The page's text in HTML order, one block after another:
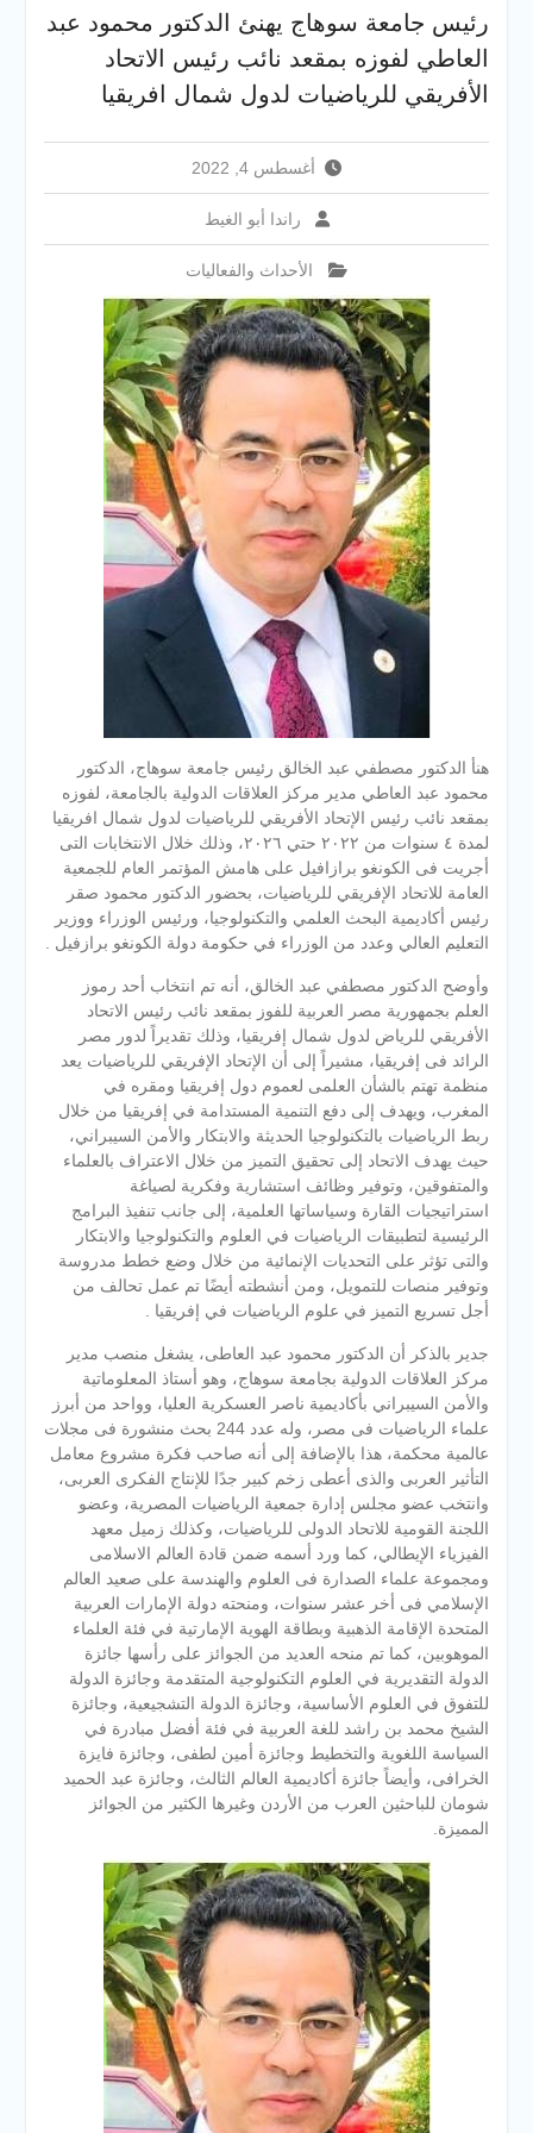
والخدمية بجامعة سوهاج
الجديدة
جامعة سوهاج تفتح أبوابها
لطلاب الثانوية العامة فى أولى
أيام المرحلة الأولى للتنسيق
الإلكتروني للقبول بالجامعات
2026
رئيس جامعة سوهاج يهنئ الدكتور محمود عبد
العاطي لفوزه بمقعد نائب رئيس الاتحاد
الأفريقي للرياضيات لدول شمال افريقيا
أغسطس 4, 2022
راندا أبو الغيط
الأحداث والفعاليات
هنأ الدكتور مصطفي عبد الخالق رئيس جامعة سوهاج، الدكتور
محمود عبد العاطي مدير مركز العلاقات الدولية بالجامعة، لفوزه
بمقعد نائب رئيس الإتحاد الأفريقي للرياضيات لدول شمال افريقيا
لمدة ٤ سنوات من ٢٠٢٢ حتي ٢٠٢٦، وذلك خلال الانتخابات التى
أجريت فى الكونغو برازافيل على هامش المؤتمر العام للجمعية
العامة للاتحاد الإفريقي للرياضيات، بحضور الدكتور محمود صقر
رئيس أكاديمية البحث العلمي والتكنولوجيا، ورئيس الوزراء ووزير
التعليم العالي وعدد من الوزراء في حكومة دولة الكونغو برازفيل .
وأوضح الدكتور مصطفي عبد الخالق، أنه تم انتخاب أحد رموز
العلم بجمهورية مصر العربية للفوز بمقعد نائب رئيس الاتحاد
الأفريقي للرياض لدول شمال إفريقيا، وذلك تقديراً لدور مصر
الرائد فى إفريقيا، مشيراً إلى أن الإتحاد الإفريقي للرياضيات يعد
منظمة تهتم بالشأن العلمى لعموم دول إفريقيا ومقره في
المغرب، ويهدف إلى دفع التنمية المستدامة في إفريقيا من خلال
ربط الرياضيات بالتكنولوجيا الحديثة والابتكار والأمن السيبراني،
حيث يهدف الاتحاد إلى تحقيق التميز من خلال الاعتراف بالعلماء
والمتفوقين، وتوفير وظائف استشارية وفكرية لصياغة
استراتيجيات القارة وسياساتها العلمية، إلى جانب تنفيذ البرامج
الرئيسية لتطبيقات الرياضيات في العلوم والتكنولوجيا والابتكار
والتى تؤثر على التحديات الإنمائية من خلال وضع خطط مدروسة
وتوفير منصات للتمويل، ومن أنشطته أيضًا تم عمل تحالف من
أجل تسريع التميز في علوم الرياضيات في إفريقيا .
جدير بالذكر أن الدكتور محمود عبد العاطى، يشغل منصب مدير
مركز العلاقات الدولية بجامعة سوهاج، وهو أستاذ المعلوماتية
والأمن السيبراني بأكاديمية ناصر العسكرية العليا، وواحد من أبرز
علماء الرياضيات فى مصر، وله عدد 244 بحث منشورة فى مجلات
عالمية محكمة، هذا بالإضافة إلى أنه صاحب فكرة مشروع معامل
التأثير العربى والذى أعطى زخم كبير جدًا للإنتاج الفكرى العربى،
وانتخب عضو مجلس إدارة جمعية الرياضيات المصرية، وعضو
اللجنة القومية للاتحاد الدولى للرياضيات، وكذلك زميل معهد
الفيزياء الإيطالي، كما ورد أسمه ضمن قادة العالم الاسلامى
ومجموعة علماء الصدارة فى العلوم والهندسة على صعيد العالم
الإسلامي فى أخر عشر سنوات، ومنحته دولة الإمارات العربية
المتحدة الإقامة الذهبية وبطاقة الهوية الإمارتية في فئة العلماء
الموهوبين، كما تم منحه العديد من الجوائز على رأسها جائزة
الدولة التقديرية في العلوم التكنولوجية المتقدمة وجائزة الدولة
للتفوق في العلوم الأساسية، وجائزة الدولة التشجيعية، وجائزة
الشيخ محمد بن راشد للغة العربية في فئة أفضل مبادرة في
السياسة اللغوية والتخطيط وجائزة أمين لطفى، وجائزة فايزة
الخرافى، وأيضاً جائزة أكاديمية العالم الثالث، وجائزة عبد الحميد
شومان للباحثين العرب من الأردن وغيرها الكثير من الجوائز
المميزة.